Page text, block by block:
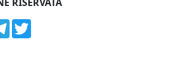
Telegram